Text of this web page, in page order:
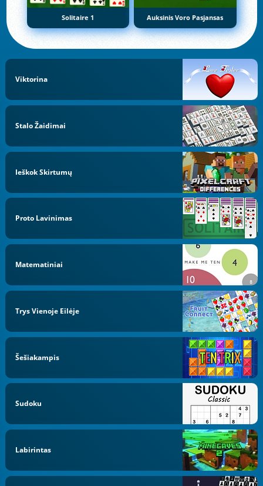
Solitaire 1 Auksinis Voro Pasjansas
Viktorina
Stalo Žaidimai
Ieškok Skirtumų
Proto Lavinimas
Matematiniai
Trys Vienoje Eilėje
Šešiakampis
Sudoku
Labirintas